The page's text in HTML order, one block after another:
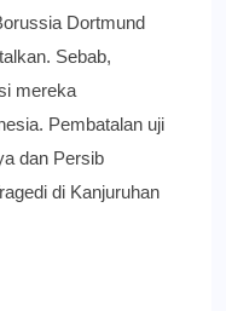
Dortmund
Sebab,
mereka
Pembatalan uji
dan Persib
di Kanjuruhan